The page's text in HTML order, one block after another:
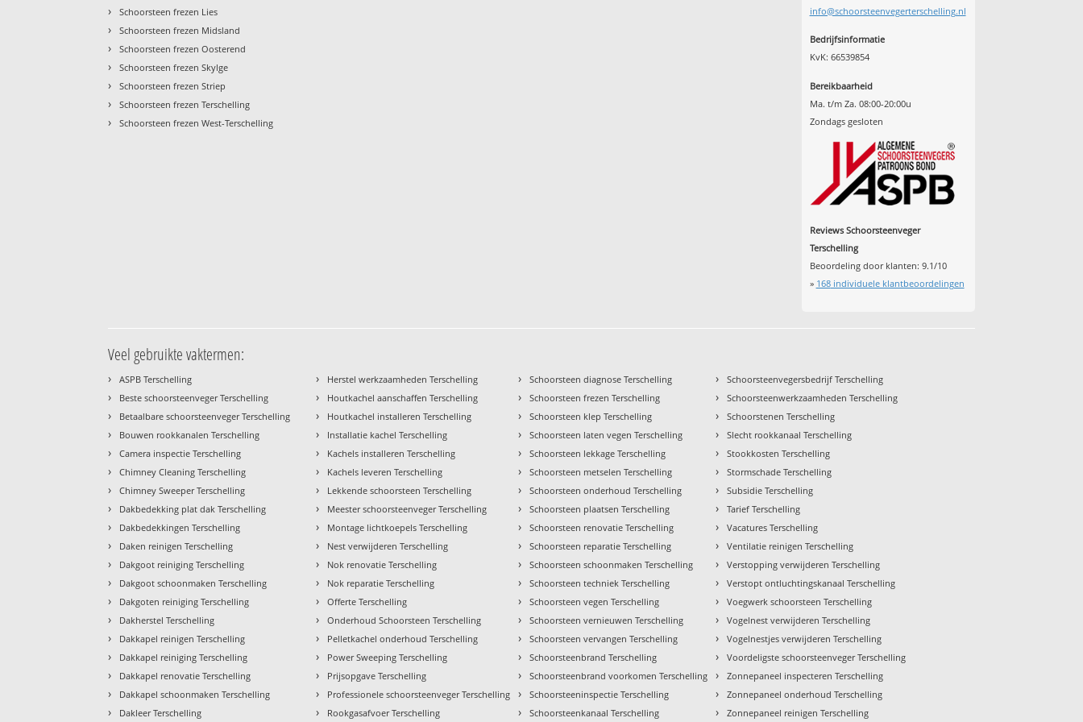
›
Schoorsteen frezen Lies
› Schoorsteen frezen Midsland
› Schoorsteen frezen Oosterend
› Schoorsteen frezen Skylge
› Schoorsteen frezen Striep
› Schoorsteen frezen Terschelling
› Schoorsteen frezen West-Terschelling
info@schoorsteenvegerterschelling.nl
Bedrijfsinformatie
KvK: 66539854
Bereikbaarheid
Ma. t/m Za. 08:00-20:00u
Zondags gesloten
Reviews Schoorsteenveger
Terschelling
Beoordeling door klanten: 9.1/10
» 168individuele klantbeoordelingen
Veel gebruikte vaktermen:
› ASPB Terschelling
› Beste schoorsteenveger Terschelling
› Betaalbare schoorsteenveger Terschelling
› Bouwen rookkanalen Terschelling
› Camera inspectie Terschelling
› Chimney Cleaning Terschelling
› Chimney Sweeper Terschelling
› Dakbedekking plat dak Terschelling
› Dakbedekkingen Terschelling
› Daken reinigen Terschelling
› Dakgoot reiniging Terschelling
› Dakgoot schoonmaken Terschelling
› Dakgoten reiniging Terschelling
› Dakherstel Terschelling
› Dakkapel reinigen Terschelling
› Dakkapel reiniging Terschelling
› Dakkapel renovatie Terschelling
› Dakkapel schoonmaken Terschelling
› Dakleer Terschelling
› Herstel werkzaamheden Terschelling
› Houtkachel aanschaffen Terschelling
› Houtkachel installeren Terschelling
› Installatie kachel Terschelling
› Kachels installeren Terschelling
› Kachels leveren Terschelling
› Lekkende schoorsteen Terschelling
› Meester schoorsteenveger Terschelling
› Montage lichtkoepels Terschelling
› Nest verwijderen Terschelling
› Nok renovatie Terschelling
› Nok reparatie Terschelling
› Offerte Terschelling
› Onderhoud Schoorsteen Terschelling
› Pelletkachel onderhoud Terschelling
› Power Sweeping Terschelling
› Prijsopgave Terschelling
› Professionele schoorsteenveger Terschelling
› Rookgasafvoer Terschelling
› Schoorsteen diagnose Terschelling
› Schoorsteen frezen Terschelling
› Schoorsteen klep Terschelling
› Schoorsteen laten vegen Terschelling
› Schoorsteen lekkage Terschelling
› Schoorsteen metselen Terschelling
› Schoorsteen onderhoud Terschelling
› Schoorsteen plaatsen Terschelling
› Schoorsteen renovatie Terschelling
› Schoorsteen reparatie Terschelling
› Schoorsteen schoonmaken Terschelling
› Schoorsteen techniek Terschelling
› Schoorsteen vegen Terschelling
› Schoorsteen vernieuwen Terschelling
› Schoorsteen vervangen Terschelling
› Schoorsteenbrand Terschelling
› Schoorsteenbrand voorkomen Terschelling
› Schoorsteeninspectie Terschelling
› Schoorsteenkanaal Terschelling
› Schoorsteenvegersbedrijf Terschelling
› Schoorsteenwerkzaamheden Terschelling
› Schoorstenen Terschelling
› Slecht rookkanaal Terschelling
› Stookkosten Terschelling
› Stormschade Terschelling
› Subsidie Terschelling
› Tarief Terschelling
› Vacatures Terschelling
› Ventilatie reinigen Terschelling
› Verstopping verwijderen Terschelling
› Verstopt ontluchtingskanaal Terschelling
› Voegwerk schoorsteen Terschelling
› Vogelnest verwijderen Terschelling
› Vogelnestjes verwijderen Terschelling
› Voordeligste schoorsteenveger Terschelling
› Zonnepaneel inspecteren Terschelling
› Zonnepaneel onderhoud Terschelling
› Zonnepaneel reinigen Terschelling